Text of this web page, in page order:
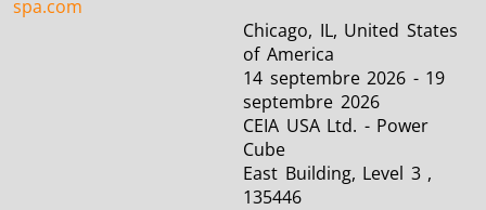
spa.com
Chicago, IL, United States
of America
14 septembre 2026 - 19
septembre 2026
CEIA USA Ltd. - Power
Cube
East Building, Level 3 ,
135446